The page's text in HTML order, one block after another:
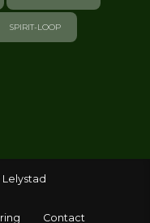
SPIRIT-LOOP
Contact